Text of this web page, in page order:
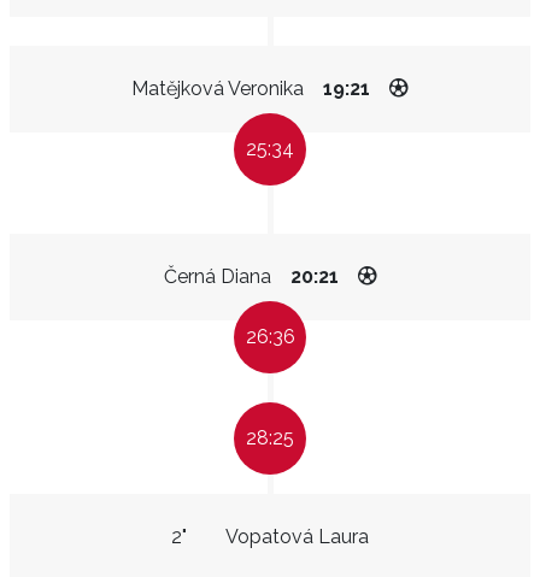
Matějková Veronika 19:21
25:34
Černá Diana 20:21
26:36
28:25
Vopatová Laura
2"